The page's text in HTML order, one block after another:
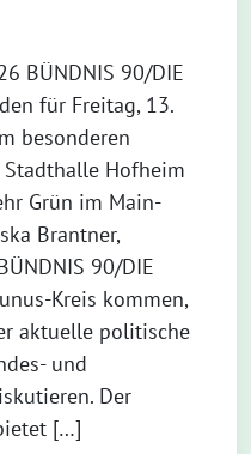
BÜNDNIS 90/DIE
für Freitag, 13.
besonderen
Hofheim
Grün im Main-
Brantner,
90/DIE
Kreis kommen,
aktuelle politische
und
Der
[…]